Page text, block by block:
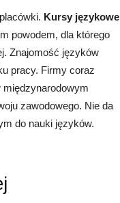
Kursy językowe
powodem, dla którego
Znajomość języków
pracy. Firmy coraz
zawodowego. Nie da
do nauki języków.